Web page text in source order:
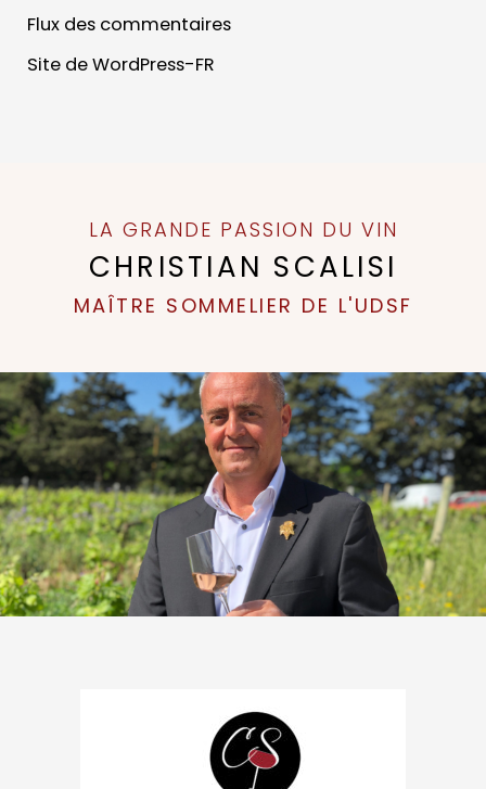
Flux des commentaires
Site de WordPress-FR
LA GRANDE PASSION DU VIN
CHRISTIAN SCALISI
MAÎTRE SOMMELIER DE L'UDSF